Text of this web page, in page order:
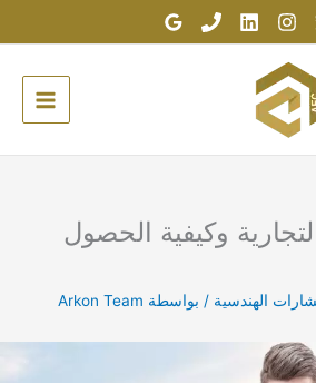
وكيفية الحصول
الهندسية / بواسطة Arkon Team